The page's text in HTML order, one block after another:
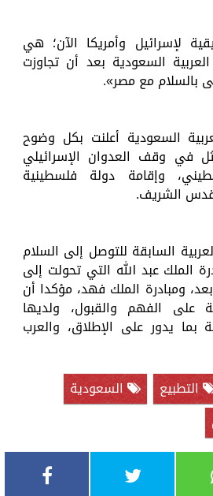
لإسرائيل وأمريكا الآن؛ هي
السعودية بعد أن تجاوزت
بالسلام مع مصر».
السعودية أعلنت بكل وضوح
في وقف العدوان الإسرائيلي
وإقامة دولة فلسطينية
الشريف.
السابقة للتوصل إلى السلام
الملك عبد الله التي تحولت إلى
بعد، ومبادرة الملك فهد، مؤكدا أن
على الفهم والقبول، ولديها
بما يدور على الإطلاق، والعرب
التطبيع
السعودية